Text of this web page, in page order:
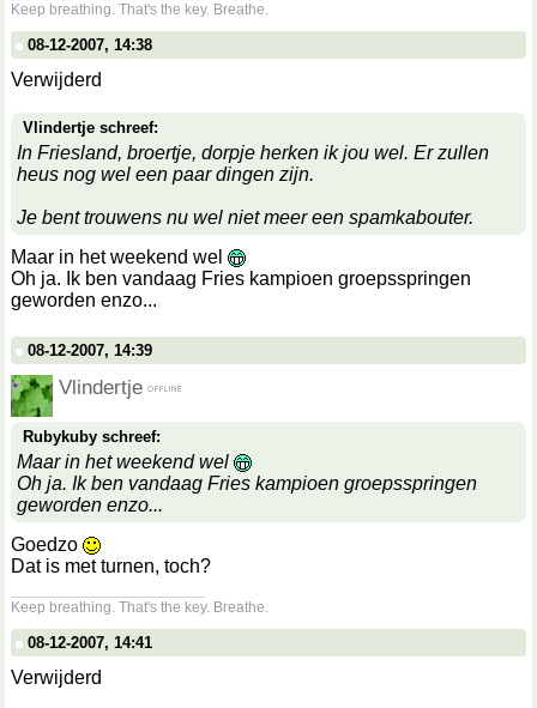
Keep breathing. That's the key. Breathe.
08-12-2007, 14:38
Verwijderd
Vlindertje schreef:
In Friesland, broertje, dorpje herken ik jou wel. Er zullen
heus nog wel een paar dingen zijn.
Je bent trouwens nu wel niet meer een spamkabouter.
Maar in het weekend wel
Oh ja. Ik ben vandaag Fries kampioen groepsspringen
geworden enzo...
08-12-2007, 14:39
Vlindertje
Rubykuby schreef:
Maar in het weekend wel
Oh ja. Ik ben vandaag Fries kampioen groepsspringen
geworden enzo...
Goedzo
Dat is met turnen, toch?
Keep breathing. That's the key. Breathe.
08-12-2007, 14:41
Verwijderd